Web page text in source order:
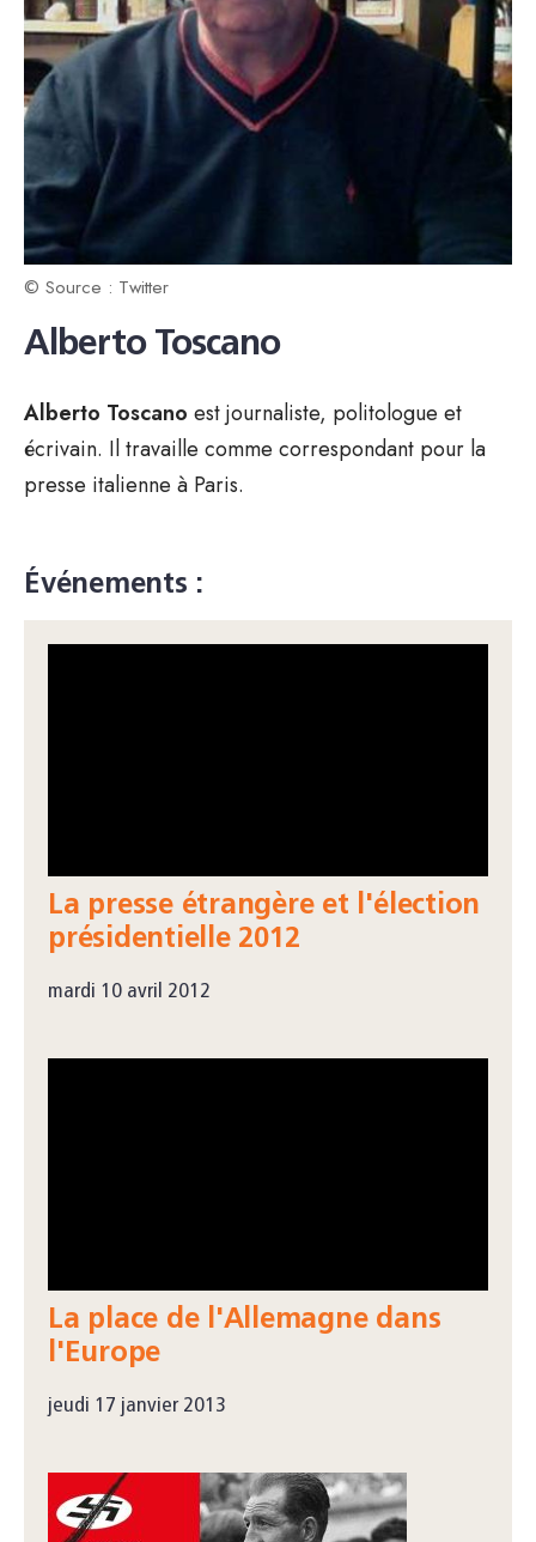
© Source : Twitter
Alberto Toscano
Alberto Toscano est journaliste, politologue et
écrivain. Il travaille comme correspondant pour la
presse italienne à Paris.
Événements :
La presse étrangère et l'élection
présidentielle 2012
mardi 10 avril 2012
La place de l'Allemagne dans
l'Europe
jeudi 17 janvier 2013